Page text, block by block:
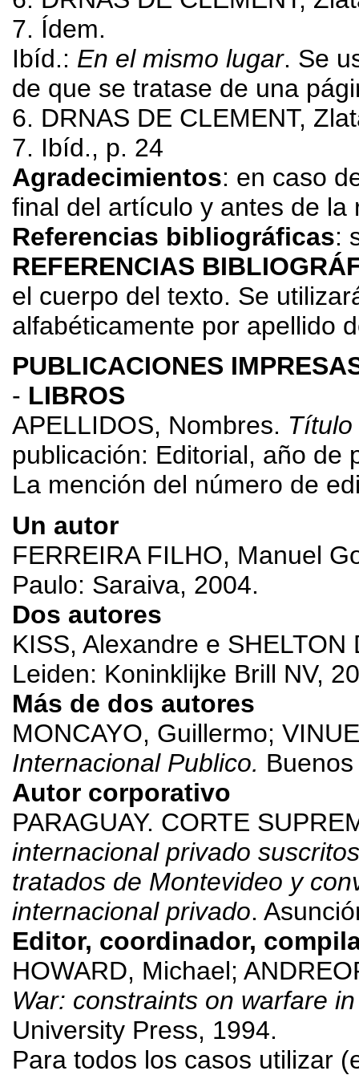
7. Ídem.
Ibíd.: En el mismo lugar. Se
de que se tratase de una
6. DRNAS DE CLEMENT,
7. Ibíd., p. 24
Agradecimientos: en caso
final del artículo y antes de la
Referencias bibliográficas:
REFERENCIAS
el cuerpo del texto. Se
alfabéticamente por apellido
PUBLICACIONES
- LIBROS
APELLIDOS, Nombres.
publicación: Editorial, año de
La mención del número de
Un autor
FERREIRA FILHO, Manuel
Paulo: Saraiva, 2004.
Dos autores
KISS, Alexandre e SHELTON
Leiden: Koninklijke Brill NV,
Más de dos autores
MONCAYO, Guillermo;
Internacional Publico.
Autor corporativo
PARAGUAY. CORTE
internacional privado
tratados de Montevideo y
internacional privado.
Editor, coordinador,
HOWARD, Michael;
War: constraints on warfare
University Press, 1994.
Para todos los casos utilizar